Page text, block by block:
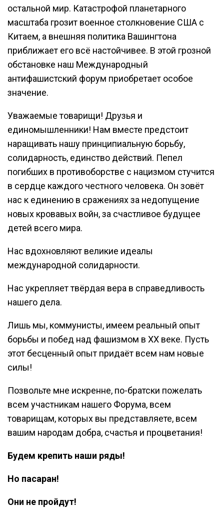
остальной мир. Катастрофой планетарного
масштаба грозит военное столкновение США с
Китаем, а внешняя политика Вашингтона
приближает его всё настойчивее. В этой грозной
обстановке наш Международный
антифашистский форум приобретает особое
значение.
Уважаемые товарищи! Друзья и
единомышленники! Нам вместе предстоит
наращивать нашу принципиальную борьбу,
солидарность, единство действий. Пепел
погибших в противоборстве с нацизмом стучится
в сердце каждого честного человека. Он зовёт
нас к единению в сражениях за недопущение
новых кровавых войн, за счастливое будущее
детей всего мира.
Нас вдохновляют великие идеалы
международной солидарности.
Нас укрепляет твёрдая вера в справедливость
нашего дела.
Лишь мы, коммунисты, имеем реальный опыт
борьбы и побед над фашизмом в ХХ веке. Пусть
этот бесценный опыт придаёт всем нам новые
силы!
Позвольте мне искренне, по-братски пожелать
всем участникам нашего Форума, всем
товарищам, которых вы представляете, всем
вашим народам добра, счастья и процветания!
Будем крепить наши ряды!
Но пасаран!
Они не пройдут!